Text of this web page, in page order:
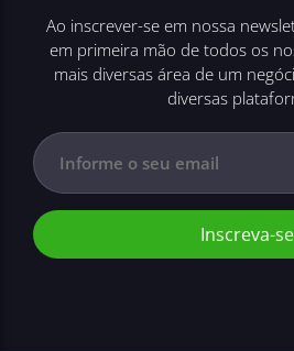
Ao inscrever-se em nossa
em primeira mão de todos os
mais diversas área de um
diversas
Inscreva-se